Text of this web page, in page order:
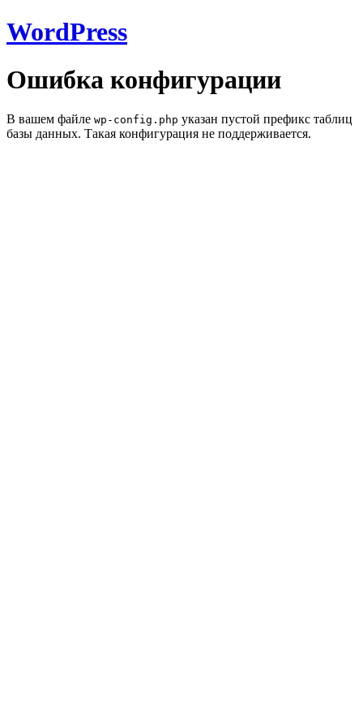
WordPress
Ошибка конфигурации
В вашем файле wp-config.php указан пустой префикс таблиц
базы данных. Такая конфигурация не поддерживается.